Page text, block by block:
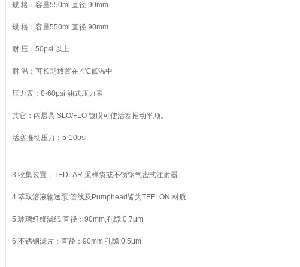
规 格：容量550ml,直径 90mm
规 格：容量550ml,直径 90mm
耐 压：50psi 以上
耐 温：可长期放置在 4℃低温中
压力表：0-60psi 油式压力表
其它：内层具 SLO/FLO 镀膜可使活塞推动平顺。
活塞推动压力：5-10psi
3.收集装置：TEDLAR 采样袋或不锈钢气密式注射器
4.萃取溶液输送泵:管线及Pumphead皆为TEFLON 材质
5.玻璃纤维滤纸:直径：90mm,孔隙:0.7μm
6.不锈钢滤片：直径：90mm,孔隙:0.5μm